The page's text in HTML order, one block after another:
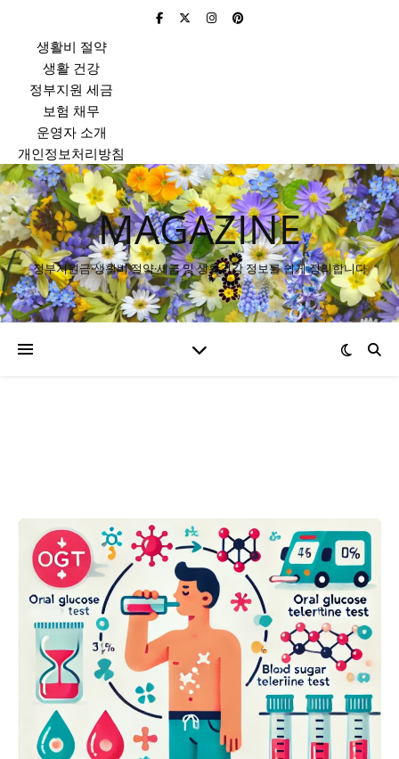
생활비 절약
생활 건강
정부지원 세금
보험 채무
운영자 소개
개인정보처리방침
MAGAZINE
정부지원금·생활비 절약·세금 및 생활건강 정보를 쉽게 정리합니다